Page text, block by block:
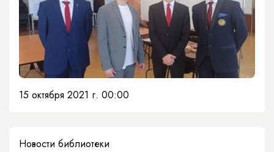
15 октября 2021 г. 00:00
Новости библиотеки